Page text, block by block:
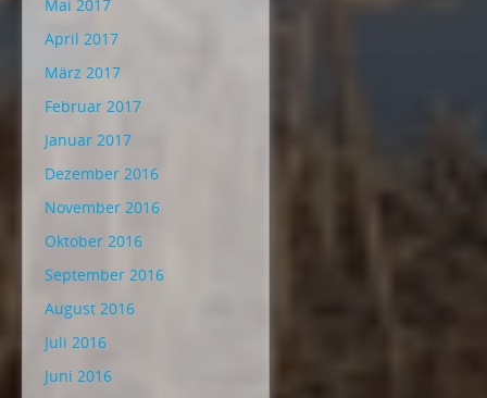
Mai 2017
April 2017
März 2017
Februar 2017
Januar 2017
Dezember 2016
November 2016
Oktober 2016
September 2016
August 2016
Juli 2016
Juni 2016